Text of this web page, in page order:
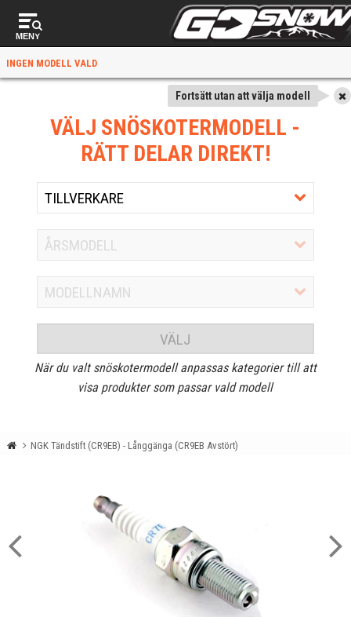
MENY
INGEN MODELL VALD
Fortsätt utan att välja modell
VÄLJ SNÖSKOTERMODELL -
RÄTT DELAR DIREKT!
VÄLJ
När du valt snöskotermodell anpassas kategorier till att
visa produkter som passar vald modell
NGK Tändstift (CR9EB) - Långgänga (CR9EB Avstört)